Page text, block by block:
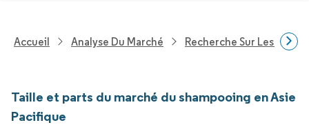
Accueil Analyse Du Marché Recherche Sur Les
Taille et parts du marché du shampooing en Asie
Pacifique